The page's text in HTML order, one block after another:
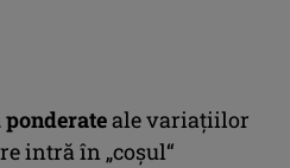
ale variaţiilor
intră în „coşul“